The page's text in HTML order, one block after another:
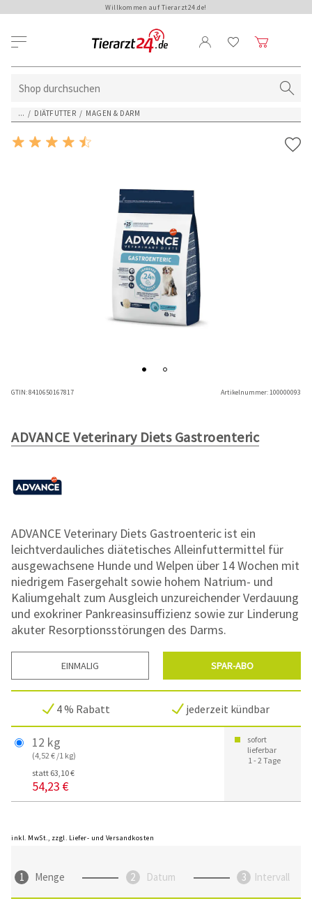
Willkommen auf Tierarzt24.de!
... / DIÄTFUTTER / MAGEN & DARM
GTIN:8410650167817 Artikelnummer:100000093
ADVANCE Veterinary Diets Gastroenteric
ADVANCE Veterinary Diets Gastroenteric ist ein
leichtverdauliches diätetisches Alleinfuttermittel für
ausgewachsene Hunde und Welpen über 14 Wochen mit
niedrigem Fasergehalt sowie hohem Natrium- und
Kaliumgehalt zum Ausgleich unzureichender Verdauung
und exokriner Pankreasinsuffizienz sowie zur Linderung
akuter Resorptionsstörungen des Darms.
EINMALIG SPAR-ABO
4 % Rabatt jederzeit kündbar
12 kg
(4,52 € /1 kg)
statt 63,10 €
54,23 €
sofort
lieferbar
1 - 2 Tage
inkl. MwSt., zzgl. Liefer- und Versandkosten
Menge Datum Intervall